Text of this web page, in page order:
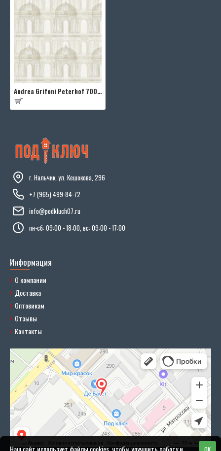
Andrea Grifoni Peterhof 7001-1
г. Нальчик, ул. Кешокова, 296
+7 (965) 499-84-72
info@podkluch07.ru
пн-сб: 09:00 - 18:00, вс: 09:00 - 17:00
Информация
О компании
Доставка
Оптовикам
Отзывы
Контакты
Наш сайт использует файлы cookies, чтобы улучшить работу и